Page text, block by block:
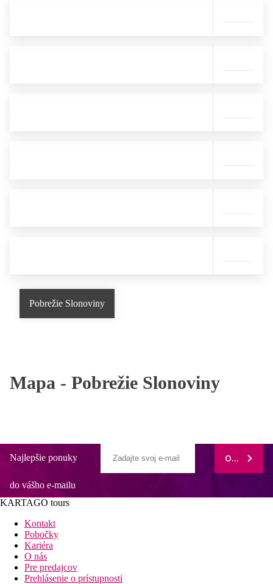
Pobrežie Slonoviny
Mapa - Pobrežie Slonoviny
Najlepšie ponuky
do vášho e-mailu
ODOBERAŤ
KARTAGO tours
Kontakt
Pobočky
Kariéra
O nás
Pre predajcov
Prehlásenie o prístupnosti